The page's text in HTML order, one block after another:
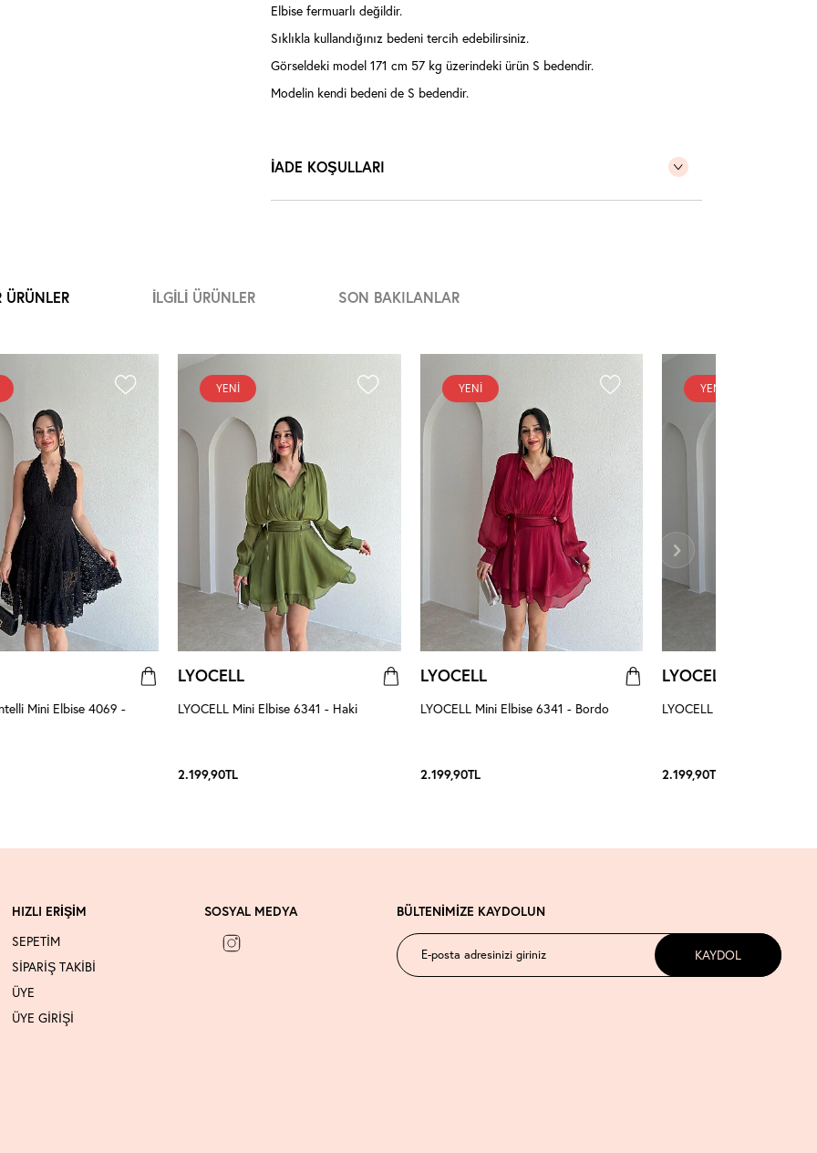
Elbise fermuarlı değildir.
Sıklıkla kullandığınız bedeni tercih edebilirsiniz.
Görseldeki model 171 cm 57 kg üzerindeki ürün S bedendir.
Modelin kendi bedeni de S bedendir.
İADE KOŞULLARI
ÜRÜNLER İLGILI ÜRÜNLER SON BAKILANLAR
Mini Elbise 4069 -
YENI
LYOCELL
LYOCELL Mini Elbise 6341 - Haki
2.199,90TL
YENI
LYOCELL
LYOCELL Mini Elbise 6341 - Bordo
2.199,90TL
YENI
LYOCELL
LYOCELL Mini Elbise 6341
2.199,90TL
HIZLI ERİŞİM
SEPETİM
SİPARİŞ TAKİBİ
ÜYE
ÜYE GİRİŞİ
SOSYAL MEDYA BÜLTENİMİZE KAYDOLUN
KAYDOL